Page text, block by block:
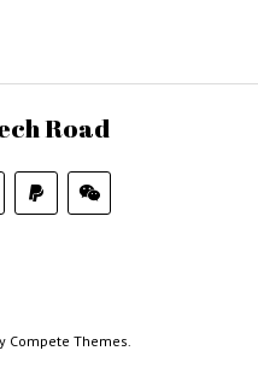
Road
Compete Themes.